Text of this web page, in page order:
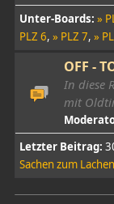
Unter-Boards »
PLZ 6 » PLZ 7 »
OFF -
In diese
mit
Letzter Beitrag:
Sachen zum